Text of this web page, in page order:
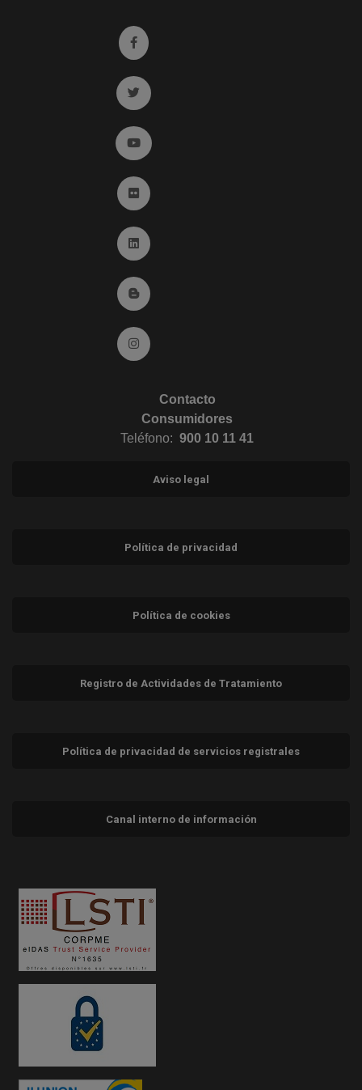
Ir a facebook (abre en ventana nueva)
Ir a twitter (abre en ventana nueva)
Ir a YouTube (abre en ventana nueva)
Ir a Flickr (abre en ventana nueva)
Ir a Linkedin (abre en ventana nueva)
Ir al Blog (abre en ventana nueva)
Ir a Instagram (abre en ventana nueva)
Contacto
Consumidores
Teléfono: 900 10 11 41
Aviso legal
Política de privacidad
Política de cookies
Registro de Actividades de Tratamiento
Política de privacidad de servicios registrales
Canal interno de información